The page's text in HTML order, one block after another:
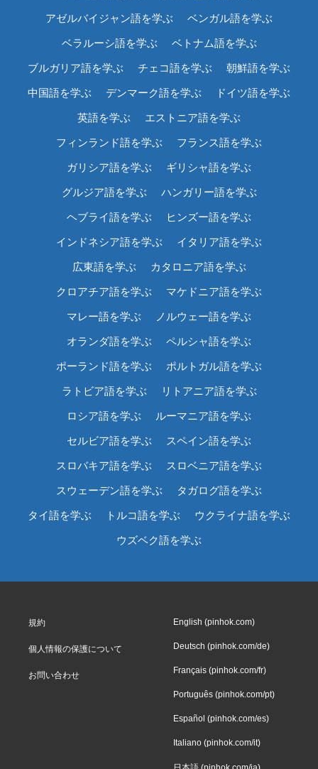
アゼルバイジャン語を学ぶ ベンガル語を学ぶ
ベラルーシ語を学ぶ ベトナム語を学ぶ
ブルガリア語を学ぶ チェコ語を学ぶ 朝鮮語を学ぶ
中国語を学ぶ デンマーク語を学ぶ ドイツ語を学ぶ
英語を学ぶ エストニア語を学ぶ
フィンランド語を学ぶ フランス語を学ぶ
ガリシア語を学ぶ ギリシャ語を学ぶ
グルジア語を学ぶ ハンガリー語を学ぶ
ヘブライ語を学ぶ ヒンズー語を学ぶ
インドネシア語を学ぶ イタリア語を学ぶ
広東語を学ぶ カタロニア語を学ぶ
クロアチア語を学ぶ マケドニア語を学ぶ
マレー語を学ぶ ノルウェー語を学ぶ
オランダ語を学ぶ ペルシャ語を学ぶ
ポーランド語を学ぶ ポルトガル語を学ぶ
ラトビア語を学ぶ リトアニア語を学ぶ
ロシア語を学ぶ ルーマニア語を学ぶ
セルビア語を学ぶ スペイン語を学ぶ
スロバキア語を学ぶ スロベニア語を学ぶ
スウェーデン語を学ぶ タガログ語を学ぶ
タイ語を学ぶ トルコ語を学ぶ ウクライナ語を学ぶ
ウズベク語を学ぶ
規約
個人情報の保護について
お問い合わせ
English (pinhok.com)
Deutsch (pinhok.com/de)
Français (pinhok.com/fr)
Português (pinhok.com/pt)
Español (pinhok.com/es)
Italiano (pinhok.com/it)